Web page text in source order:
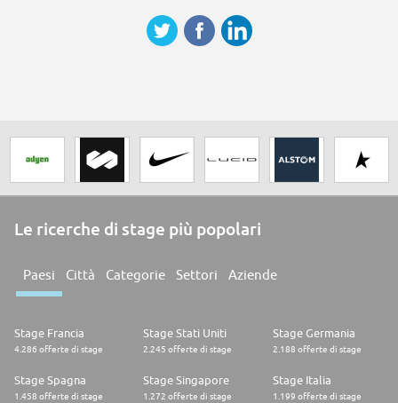
Le ricerche di stage più popolari
Paesi Città Categorie Settori Aziende
Stage Francia
4.286 offerte di stage
Stage Stati Uniti
2.245 offerte di stage
Stage Germania
2.188 offerte di stage
Stage Spagna
1.458 offerte di stage
Stage Singapore
1.272 offerte di stage
Stage Italia
1.199 offerte di stage